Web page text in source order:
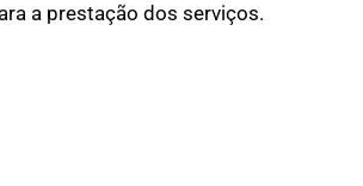
a prestação dos serviços.